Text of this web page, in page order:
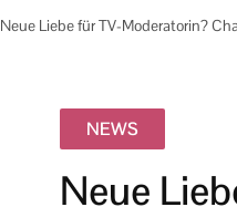
Neue Liebe für TV-Moderatorin?
NEWS
Neue